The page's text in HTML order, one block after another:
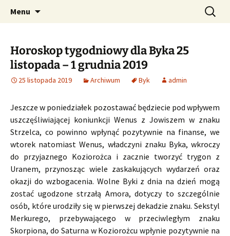
CzaroMarowy horoskop
dzienny, miesięczny i
tygodniowy
Profesjonalne przepowiednie astrologiczne
Menu Szukaj:
Horoskop tygodniowy dla Byka 25
listopada – 1 grudnia 2019
25 listopada 2019 Archiwum Byk admin
Jeszcze w poniedziałek pozostawać będziecie pod wpływem
uszczęśliwiającej koniunkcji Wenus z Jowiszem w znaku
Strzelca, co powinno wpłynąć pozytywnie na finanse, we
wtorek natomiast Wenus, władczyni znaku Byka, wkroczy
do przyjaznego Koziorożca i zacznie tworzyć trygon z
Uranem, przynosząc wiele zaskakujących wydarzeń oraz
okazji do wzbogacenia. Wolne Byki z dnia na dzień mogą
zostać ugodzone strzałą Amora, dotyczy to szczególnie
osób, które urodziły się w pierwszej dekadzie znaku. Sekstyl
Merkurego, przebywającego w przeciwległym znaku
Skorpiona, do Saturna w Koziorożcu wpłynie pozytywnie na